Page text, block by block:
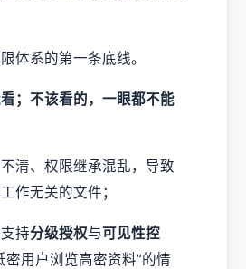
体系的第一条底线。
；不该看的，一眼都不能
清、权限继承混乱，导致
作无关的文件；
持分级授权与可见性控
密用户浏览高密资料”的情